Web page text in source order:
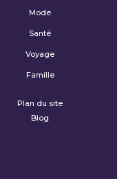
Mode
Santé
Voyage
Famille
Plan du site
Blog